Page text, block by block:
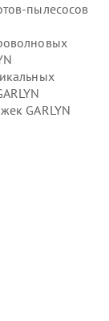
пылесосов
GARLYN